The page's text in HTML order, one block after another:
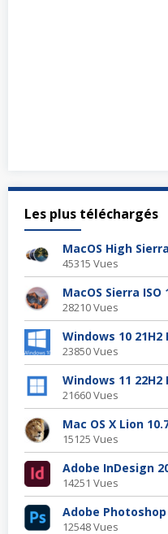
Les plus téléchargés
MacOS High
45315 Vues
MacOS Sierra ISO
28210 Vues
Windows 10 21H2
23850 Vues
Windows 11 22H2
21660 Vues
Mac OS X Lion
15125 Vues
Adobe InDesign
14251 Vues
Adobe Photoshop
12548 Vues